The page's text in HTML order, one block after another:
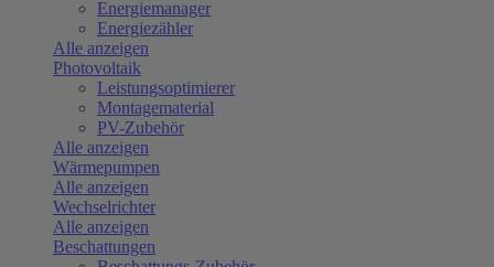
Energiemanager
Energiezähler
Alle anzeigen
Photovoltaik
Leistungsoptimierer
Montagematerial
PV-Zubehör
Alle anzeigen
Wärmepumpen
Alle anzeigen
Wechselrichter
Alle anzeigen
Beschattungen